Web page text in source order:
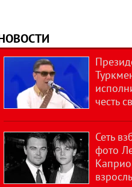
честь
Сеть
фото